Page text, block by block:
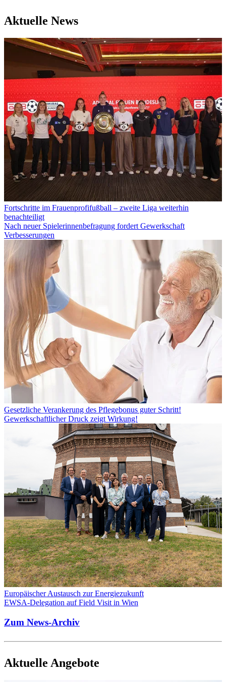
Aktuelle News
Fortschritte im Frauenprofifußball – zweite Liga weiterhin
benachteiligt
Nach neuer Spielerinnenbefragung fordert Gewerkschaft
Verbesserungen
Gesetzliche Verankerung des Pflegebonus guter Schritt!
Gewerkschaftlicher Druck zeigt Wirkung!
Europäischer Austausch zur Energiezukunft
EWSA-Delegation auf Field Visit in Wien
Zum News-Archiv
Aktuelle Angebote